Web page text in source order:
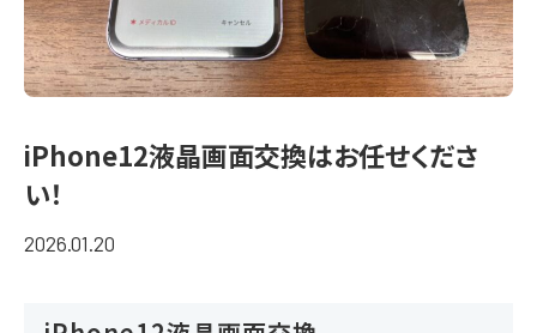
iPhone12液晶画面交換はお任せくださ
い！
2026.01.20